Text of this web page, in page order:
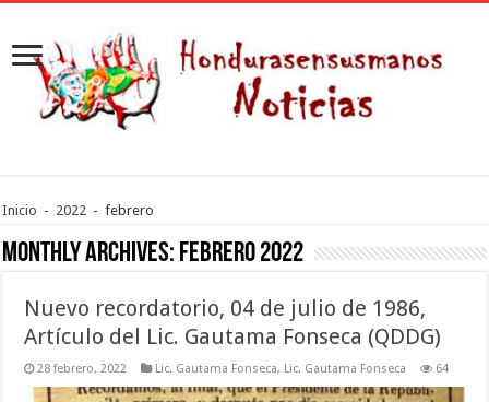
Inicio - 2022 - febrero
Monthly Archives: febrero 2022
Nuevo recordatorio, 04 de julio de 1986,
Artículo del Lic. Gautama Fonseca (QDDG)
28 febrero, 2022 Lic. Gautama Fonseca, Lic. Gautama Fonseca 64